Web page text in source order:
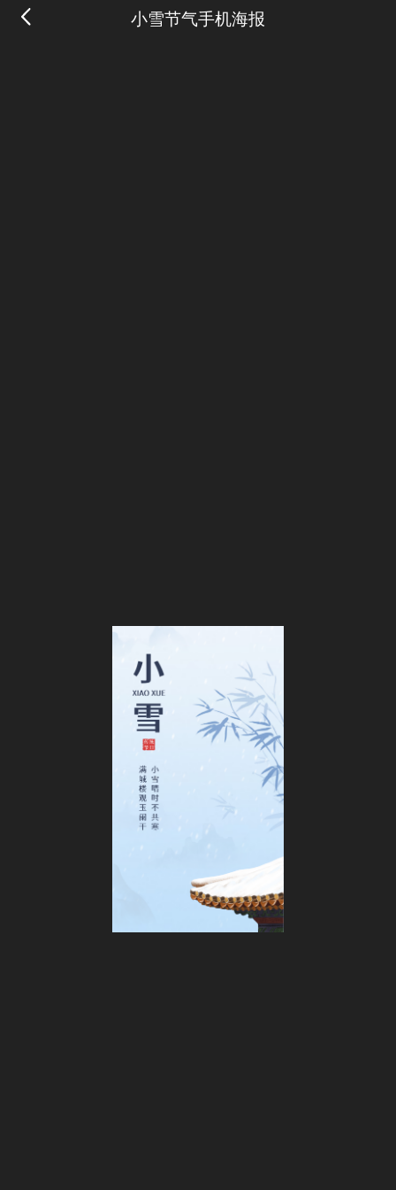
小雪节气手机海报